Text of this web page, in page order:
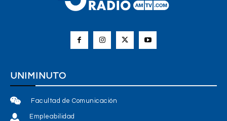
UNIMINUTO
Facultad de Comunicación
Empleabilidad